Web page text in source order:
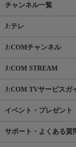
チャンネル一覧
J:テレ
J:COMチャンネル
J:COM STREAM
J:COM TVサービスガ
イベント・プレゼント
サポート・よくある質